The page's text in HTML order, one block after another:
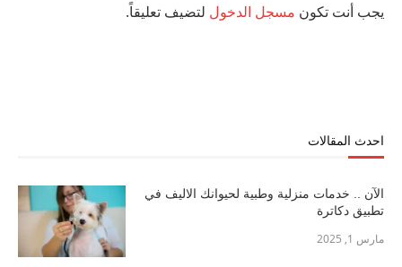
يجب أنت تكون مسجل الدخول لتضيف تعليقاً.
احدث المقالات
الآن .. خدمات منزلية وطبية لحيوانك الاليف في
تطبيق دكاترة
مارس 1, 2025